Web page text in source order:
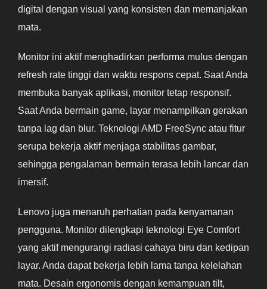
digital dengan visual yang konsisten dan memanjakan
mata.
Monitor ini aktif menghadirkan performa mulus dengan
refresh rate tinggi dan waktu respons cepat. Saat Anda
membuka banyak aplikasi, monitor tetap responsif.
Saat Anda bermain game, layar menampilkan gerakan
tanpa lag dan blur. Teknologi AMD FreeSync atau fitur
serupa bekerja aktif menjaga stabilitas gambar,
sehingga pengalaman bermain terasa lebih lancar dan
imersif.
Lenovo juga menaruh perhatian pada kenyamanan
pengguna. Monitor dilengkapi teknologi Eye Comfort
yang aktif mengurangi radiasi cahaya biru dan kedipan
layar. Anda dapat bekerja lebih lama tanpa kelelahan
mata. Desain ergonomis dengan kemampuan tilt,